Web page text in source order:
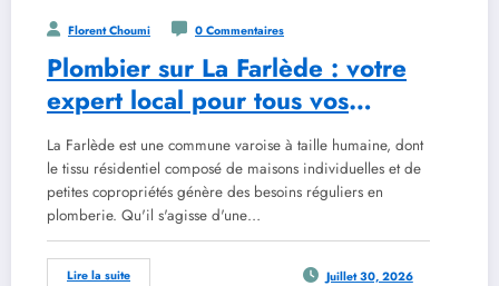
Florent Choumi 0 Commentaires
Plombier sur La Farlède : votre
expert local pour tous vos
travaux
La Farlède est une commune varoise à taille humaine, dont
le tissu résidentiel composé de maisons individuelles et de
petites copropriétés génère des besoins réguliers en
plomberie. Qu'il s'agisse d'une…
Lire la suite Juillet 30, 2026